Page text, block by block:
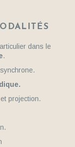
dans le
.
projection.